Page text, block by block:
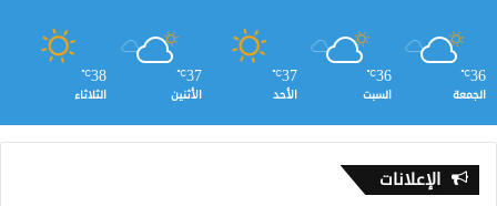
36
℃
الجمعة
36
℃
السبت
37
℃
الأحد
37
℃
الأثنين
38
℃
الثلاثاء
الإعلانات